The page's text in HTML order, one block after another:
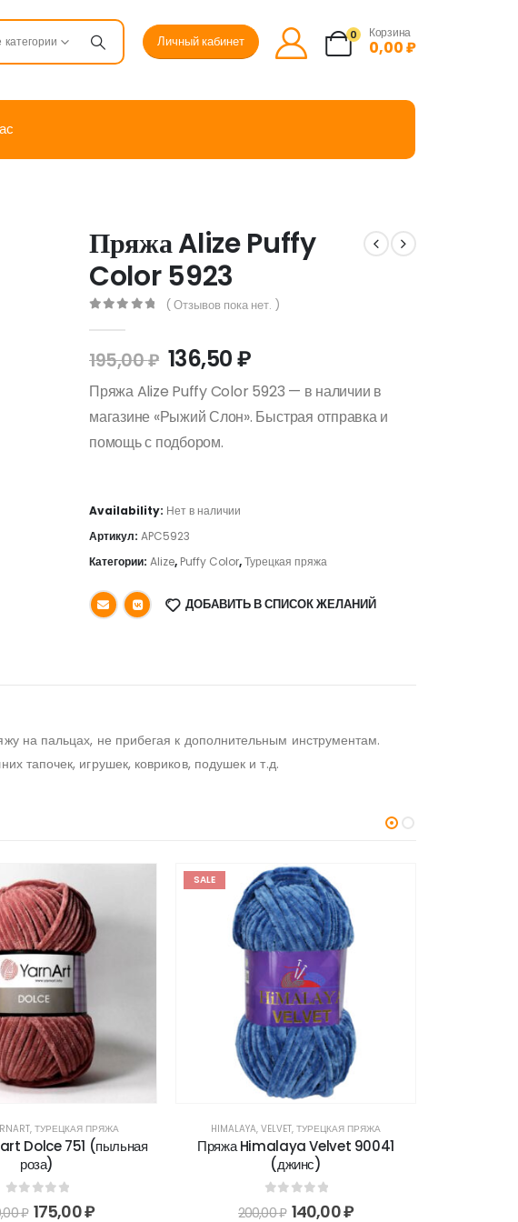
категории Личный кабинет 0 Корзина
0,00₽
Пряжа Alize Puffy
Color 5923
( Отзывов пока нет. )
195,00₽ 136,50₽
Пряжа Alize Puffy Color 5923 — в наличии в
магазине «Рыжий Слон». Быстрая отправка и
помощь с подбором.
Availability: Нет в наличии
Артикул: APC5923
Категории: Alize, Puffy Color,Турецкая пряжа
ДОБАВИТЬ В СПИСОК ЖЕЛАНИЙ
на пальцах, не прибегая к дополнительным инструментам.
тапочек, игрушек, ковриков, подушек и т.д.
, ТУРЕЦКАЯ ПРЯЖА
Dolce 751 (пыльная
роза)
out of 5
₽ 175,00₽
SALE
HIMALAYA, VELVET, ТУРЕЦКАЯ ПРЯЖА
Пряжа Himalaya Velvet 90041
(джинс)
out of 5
200,00₽ 140,00₽